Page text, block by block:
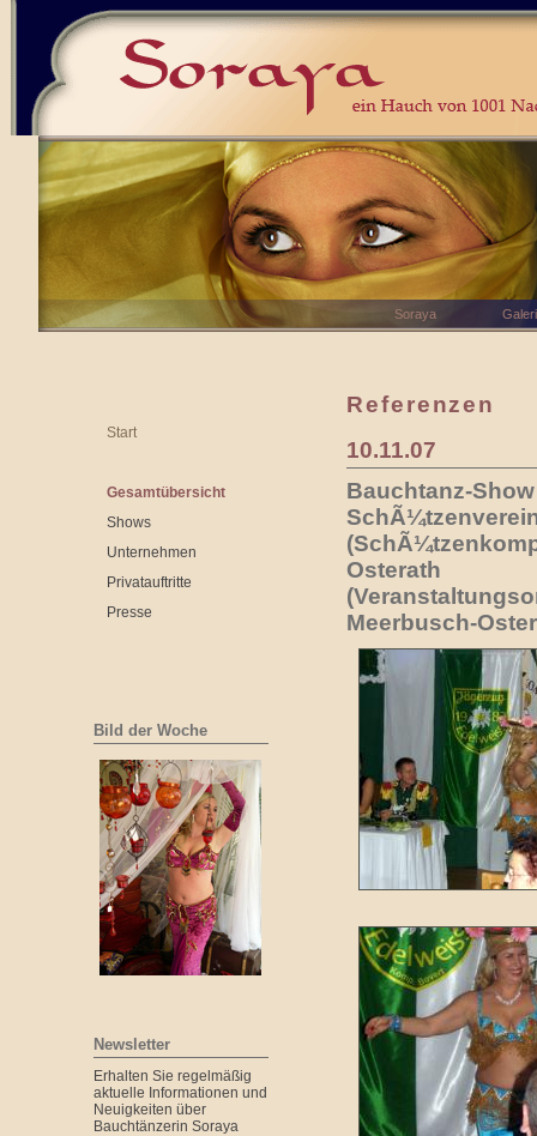
Start
Gesamtübersicht
Shows
Unternehmen
Privatauftritte
Presse
Bild der Woche
Newsletter
Erhalten Sie regelmäßig
aktuelle Informationen und
Neuigkeiten über
Bauchtänzerin Soraya
Referenzen
10.11.07
Bauchtanz-
Osterath
Meerbusch-
Soraya